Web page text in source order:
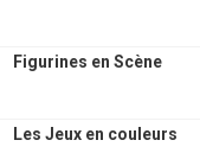
Figurines en Scène
Les Jeux en couleurs